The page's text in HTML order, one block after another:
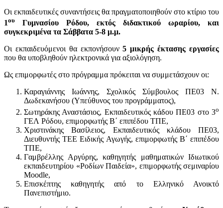
Οι εκπαιδευτικές συναντήσεις θα πραγματοποιηθούν στο κτίριο του
1ου Γυμνασίου Ρόδου,
εκτός διδακτικού ωραρίου, και
συγκεκριμένα τα Σάββατα 5-8 μ.μ.
Οι εκπαιδευόμενοι θα εκπονήσουν5 μικρής έκτασης εργασίες
που θα υποβληθούν ηλεκτρονικά για αξιολόγηση.
Ως επιμορφωτές στο πρόγραμμα πρόκειται να συμμετάσχουν οι:
Καραγιάννης Ιωάννης, Σχολικός Σύμβουλος ΠΕ03 Ν.
Δωδεκανήσου (Υπεύθυνος του προγράμματος),
Σωτηράκης Αναστάσιος, Εκπαιδευτικός κάδου ΠΕ03 στο 3ο
ΓΕΛ Ρόδου, επιμορφωτής Β΄ επιπέδου ΤΠΕ,
Χριστινάκης Βασίλειος, Εκπαιδευτικός κλάδου ΠΕ03,
Διευθυντής ΤΕΕ Ειδικής Αγωγής, επιμορφωτής Β΄ επιπέδου
ΤΠΕ,
Γαμβρέλλης Αργύρης, καθηγητής μαθηματικών Ιδιωτικού
εκπαιδευτηρίου «Ροδίων Παιδεία», επιμορφωτής σεμιναρίου
Moodle,
Επισκέπτης καθηγητής από το Ελληνικό Ανοικτό
Πανεπιστήμιο.